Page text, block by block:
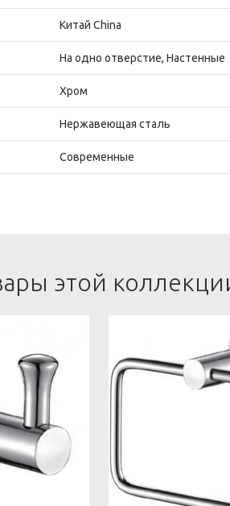
Китай China
На одно отверстие, Настенные
Хром
Нержавеющая сталь
Современные
этой